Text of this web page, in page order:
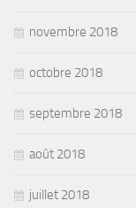
novembre 2018
octobre 2018
septembre 2018
août 2018
juillet 2018